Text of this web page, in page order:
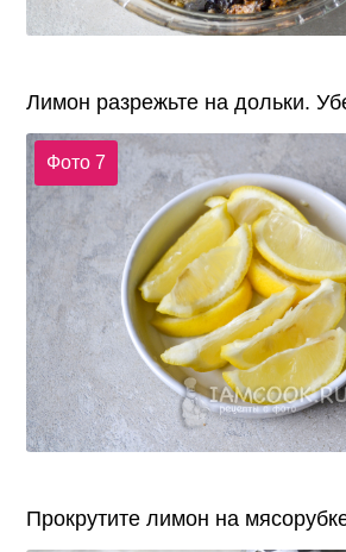
Лимон разрежьте на дольки.
Фото 7
Прокрутите лимон на